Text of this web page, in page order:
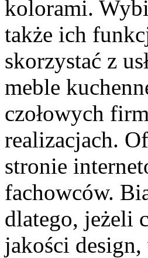
kolorami.
także ich
skorzystać z
meble
czołowych
realizacjach.
stronie
fachowców.
dlatego, jeżeli
jakości